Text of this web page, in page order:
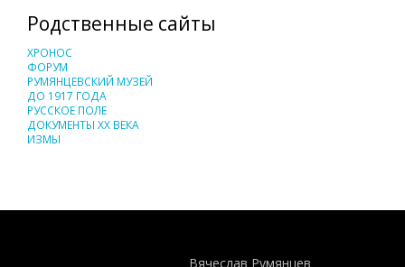
Родственные сайты
ХРОНОС
ФОРУМ
РУМЯНЦЕВСКИЙ МУЗЕЙ
ДО 1917 ГОДА
РУССКОЕ ПОЛЕ
ДОКУМЕНТЫ XX ВЕКА
ИЗМЫ
Вячеслав Румянцев